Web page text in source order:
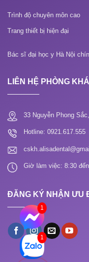
Trình độ chuyên môn cao
Trang thiết bị hiện đại
Bác sĩ đại học y Hà Nội
LIÊN HỆ PHÒNG
33 Nguyễn Phong
Hotline: 0921.617.555
Giờ làm việc: 8:30
ĐĂNG KÝ NHẬN ƯU
1
1